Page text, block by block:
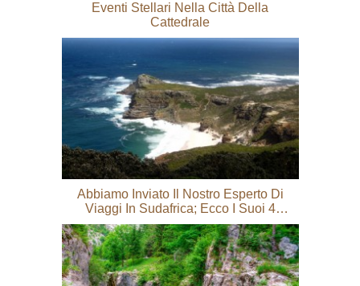
Eventi Stellari Nella Città Della
Cattedrale
Abbiamo Inviato Il Nostro Esperto Di
Viaggi In Sudafrica; Ecco I Suoi 4
Momenti Preferiti